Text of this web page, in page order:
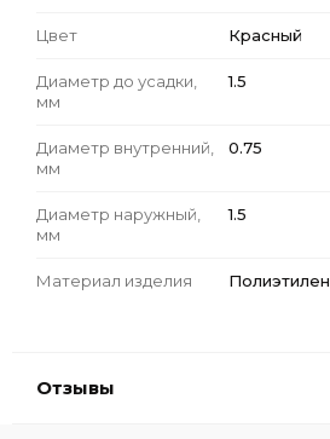
Цвет Красный
Диаметр до усадки,
мм
1.5
Диаметр внутренний,
мм
0.75
Диаметр наружный,
мм
1.5
Материал изделия Полиэтилен
Отзывы